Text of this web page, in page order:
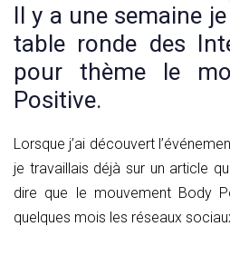
Il y a une semaine
table ronde des
pour thème le
Positive.
Lorsque j’ai découvert
je travaillais déjà sur un article
dire que le mouvement Body
quelques mois les réseaux